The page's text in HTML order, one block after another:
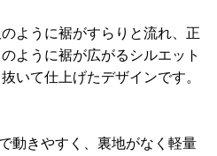
ように裾がすらりと流れ、正
ように裾が広がるシルエット
いて仕上げたデザインです。
動きやすく、裏地がなく軽量